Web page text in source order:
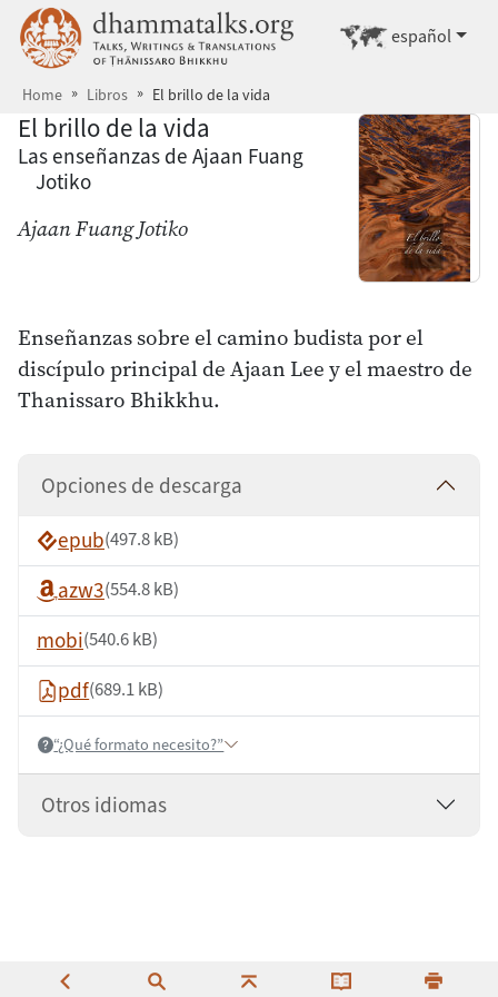
Saltar a contenido principal dhammatalks.org
Ir a otro
español
Home Libros El brillo de la vida
El brillo de la vida
Las enseñanzas de Ajaan Fuang
Jotiko
Ajaan Fuang Jotiko
Enseñanzas sobre el camino budista por el
discípulo principal de Ajaan Lee y el maestro de
Thanissaro Bhikkhu.
Opciones de descarga
epub(497.8 kB)
azw3(554.8 kB)
mobi(540.6 kB)
pdf(689.1 kB)
Help:“¿Qué formato necesito?”
Otros idiomas